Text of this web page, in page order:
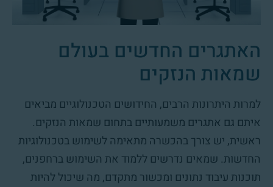
האתגרים החדשים בעולם
שמאות הנזקים
למרות היתרונות הרבים, החידושים הטכנולוגיים מביאים
איתם גם אתגרים משמעותיים בתחום שמאות הנזקים.
ראשית, יש צורך בהכשרה מתאימה לשימוש בטכנולוגיות
החדשות. שמאים נדרשים ללמוד את השימוש ברחפנים,
תוכנות עיבוד נתונים ומכשור מתקדם, מה שיכול להיות